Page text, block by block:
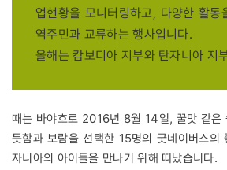
업현황을 모니터링하고, 다양한 활동
역주민과 교류하는 행사입니다.
올해는 캄보디아 지부와 탄자니아 지
때는 바야흐로 2016년 8월 14일, 꿀맛 같은
듯함과 보람을 선택한 15명의 굿네이버스의
자니아의 아이들을 만나기 위해 떠났습니다.